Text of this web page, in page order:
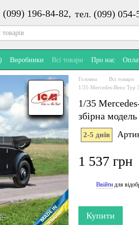
(099) 196-84-82, тел. (099) 054-
Виробники Всі товари Про нас
Головна Всі товари
1/35 Mercedes-Benz Typ
1/35
збірна модель
2-5 днів
1 537 грн
Ввійти для
Купити